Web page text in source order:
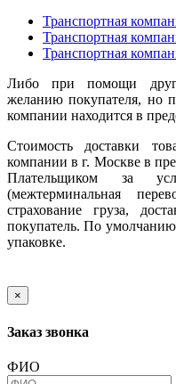
Транспортная
Транспортная
Транспортная
Либо при помощи
желанию покупателя, но
компании находится в
Стоимость доставки
компании в г. Москве в
Плательщиком за
(межтерминальная
страхование груза,
покупатель. По умолчанию
упаковке.
×
Заказ звонка
ФИО